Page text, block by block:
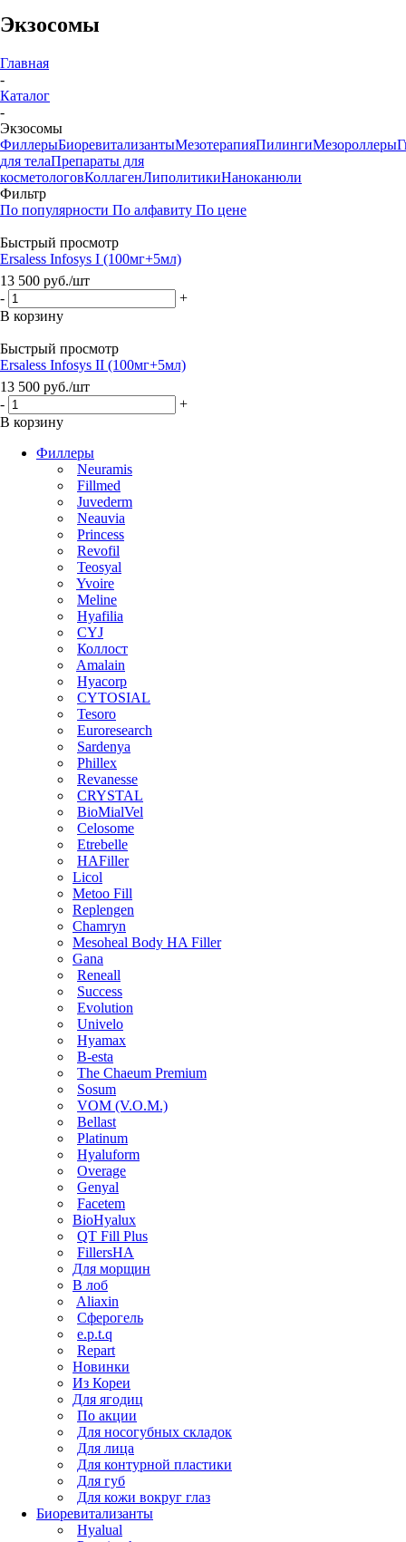
Экзосомы
Главная
-
Каталог
-
Экзосомы
ФиллерыБиоревитализантыМезотерапияПилингиМезороллеры
для телаПрепараты для
косметологовКоллагенЛиполитикиНаноканюли
Фильтр
По популярности По алфавиту По цене
Быстрый просмотр
Ersaless Infosys I (100мг+5мл)
13 500 руб./шт
-
+
В корзину
Быстрый просмотр
Ersaless Infosys II (100мг+5мл)
13 500 руб./шт
-
+
В корзину
Филлеры
Neuramis
Fillmed
Juvederm
Neauvia
Princess
Revofil
Teosyal
Yvoire
Meline
Hyafilia
CYJ
Коллост
Amalain
Hyacorp
CYTOSIAL
Tesoro
Euroresearch
Sardenya
Phillex
Revanesse
CRYSTAL
BioMialVel
Celosome
Etrebelle
HAFiller
Licol
Metoo Fill
Replengen
Chamryn
Mesoheal Body HA Filler
Gana
Reneall
Success
Evolution
Univelo
Hyamax
B-esta
The Chaeum Premium
Sosum
VOM (V.O.M.)
Bellast
Platinum
Hyaluform
Overage
Genyal
Facetem
BioHyalux
QT Fill Plus
FillersHA
Для морщин
В лоб
Aliaxin
Сферогель
e.p.t.q
Repart
Новинки
Из Кореи
Для ягодиц
По акции
Для носогубных складок
Для лица
Для контурной пластики
Для губ
Для кожи вокруг глаз
Биоревитализанты
Hyalual